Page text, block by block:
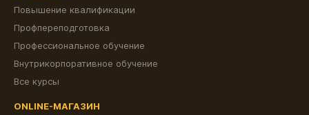
Повышение квалификации
Профпереподготовка
Профессиональное обучение
Внутрикорпоративное обучение
Все курсы
ONLINE-МАГАЗИН